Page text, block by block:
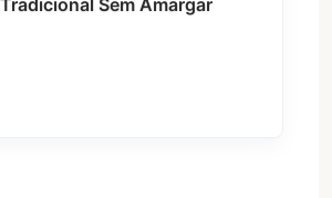
Tradicional Sem Amargar